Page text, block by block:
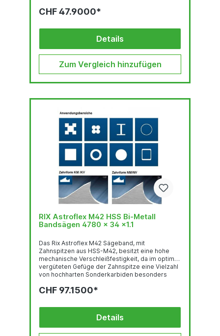
in einer temperaturbeständigen martensitischen
für eine sehr gute thermische
Verschleißfestigkeit. Das Trägerband aus
hochlegiertem, chromhaltigen Federstahl ist der
Garant für hervorragende
CHF 47.9000*
Details
Zum Vergleich hinzufügen
RIX Astroflex M42 HSS Bi-Metall
Bandsägen 4780 x 34 x1.1
Das Rix Astroflex M42 Sägeband, mit
Zahnspitzen aus HSS-M42, besitzt eine hohe
mechanische Verschleißfestigkeit, da im optimal
vergüteten Gefüge der Zahnspitze eine Vielzahl
von hochharten Sonderkarbiden besonders
in einer temperaturbeständigen martensitischen
für eine sehr gute thermische
Verschleißfestigkeit. Das Trägerband aus
hochlegiertem, chromhaltigen Federstahl ist der
Garant für hervorragende
CHF 97.1500*
Details